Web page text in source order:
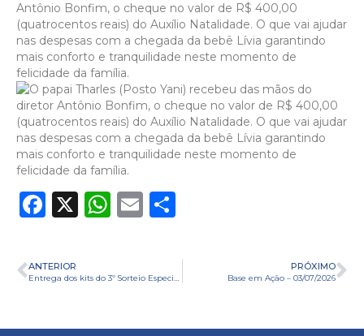
Antônio Bonfim, o cheque no valor de R$ 400,00
(quatrocentos reais) do Auxílio Natalidade. O que vai ajudar
nas despesas com a chegada da bebê Lívia garantindo
mais conforto e tranquilidade neste momento de
felicidade da família.
Facebook
X WhatsApp
Email
ANTERIOR PRÓXIMO
Base em Ação – 03/07/2026